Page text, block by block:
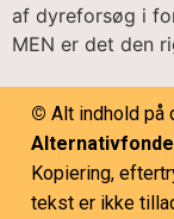
af dyreforsøg i
MEN er det den
© Alt indhold på
Kopiering,
tekst er ikke